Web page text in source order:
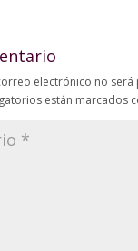
electrónico no será
están marcados